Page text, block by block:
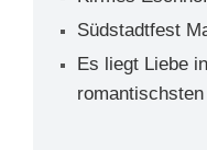
Südstadtfest
Es liegt Liebe